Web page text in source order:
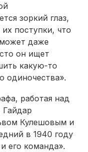
зоркий глаз,
поступки, что
даже
он ищет
какую-то
одиночества».
работая над
Кулешовым и
в 1940 году
его команда».